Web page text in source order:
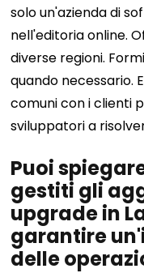
solo un'azienda di
nell'editoria online.
diverse regioni.
quando necessario.
comuni con i clienti
sviluppatori a
Puoi
gestiti gli
upgrade in
garantire
delle